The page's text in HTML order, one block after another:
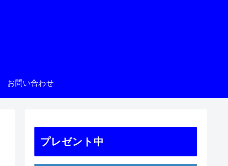
お問い合わせ
プレゼント中